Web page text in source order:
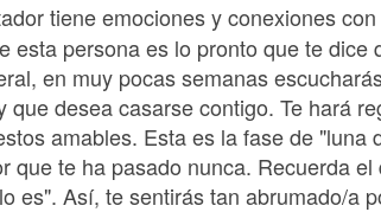
tiene emociones y conexiones
esta persona es lo pronto que te
en muy pocas semanas
que desea casarse contigo. Te hará
amables. Esta es la fase de "luna
que te ha pasado nunca. Recuerda
es". Así, te sentirás tan abrumado/a